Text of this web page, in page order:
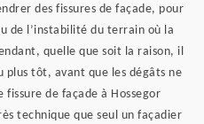
des fissures de façade, pour
de l’instabilité du terrain où la
quelle que soit la raison, il
plus tôt, avant que les dégâts ne
fissure de façade à Hossegor
technique que seul un façadier